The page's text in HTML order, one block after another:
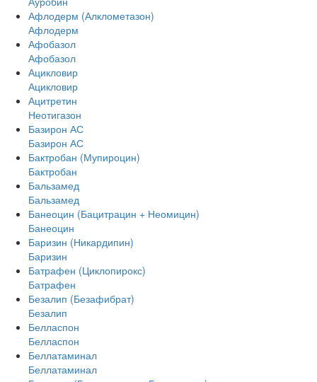
Афлодерм (Алклометазон)
Афлодерм
Афобазол
Афобазол
Ацикловир
Ацикловир
Ацитретин
Неотигазон
Базирон АС
Базирон АС
Бактробан (Мупироцин)
Бактробан
Бальзамед
Бальзамед
Банеоцин (Бацитрацин + Неомицин)
Банеоцин
Баризин (Никардипин)
Баризин
Батрафен (Циклопирокс)
Батрафен
Безалип (Безафибрат)
Безалип
Белласпон
Белласпон
Беллатаминал
Беллатаминал